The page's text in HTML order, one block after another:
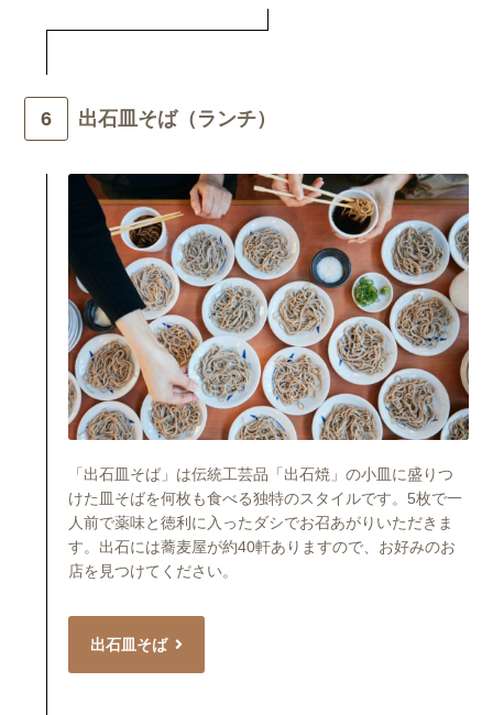
出石皿そば（ランチ）
「出石皿そば」は伝統工芸品「出石焼」の小皿に盛りつ
けた皿そばを何枚も食べる独特のスタイルです。5枚で一
人前で薬味と徳利に入ったダシでお召あがりいただきま
す。出石には蕎麦屋が約40軒ありますので、お好みのお
店を見つけてください。
出石皿そば